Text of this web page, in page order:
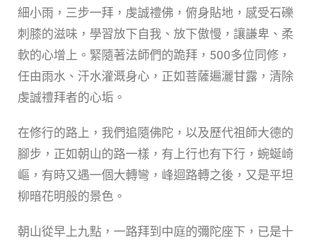
細小雨，三步一拜，虔誠禮佛，俯身貼地，感受石礫
刺膝的滋味，學習放下自我、放下傲慢，讓謙卑、柔
軟的心增上。緊隨著法師們的跪拜，500多位同修，
任由雨水、汗水灌溉身心，正如菩薩遍灑甘露，清除
虔誠禮拜者的心垢。
在修行的路上，我們追隨佛陀，以及歷代祖師大德的
腳步，正如朝山的路一樣，有上行也有下行，蜿蜒崎
嶇，有時又遇一個大轉彎，峰迴路轉之後，又是平坦
柳暗花明般的景色。
朝山從早上九點，一路拜到中庭的彌陀座下，已是十